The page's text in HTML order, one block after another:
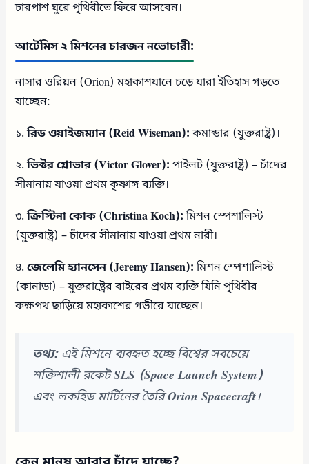
চারপাশ ঘুরে পৃথিবীতে ফিরে আসবেন।
আর্টেমিস ২ মিশনের চারজন নভোচারী:
নাসার ওরিয়ন (Orion) মহাকাশযানে চড়ে যারা ইতিহাস গড়তে
যাচ্ছেন:
১.রিড ওয়াইজম্যান (Reid Wiseman):কমান্ডার (যুক্তরাষ্ট্র)।
২.ভিক্টর গ্লোভার (Victor Glover): পাইলট (যুক্তরাষ্ট্র) – চাঁদের
সীমানায় যাওয়া প্রথম কৃষ্ণাঙ্গ ব্যক্তি।
৩.ক্রিস্টিনা কোক (Christina Koch):মিশন স্পেশালিস্ট
(যুক্তরাষ্ট্র) – চাঁদের সীমানায় যাওয়া প্রথম নারী।
৪.জেলেমি হ্যানসেন (Jeremy Hansen):মিশন স্পেশালিস্ট
(কানাডা) – যুক্তরাষ্ট্রের বাইরের প্রথম ব্যক্তি যিনি পৃথিবীর
কক্ষপথ ছাড়িয়ে মহাকাশের গভীরে যাচ্ছেন।
তথ্য:এই মিশনে ব্যবহৃত হচ্ছে বিশ্বের সবচেয়ে
শক্তিশালী রকেটSLS (Space Launch System)
এবং লকহিড মার্টিনের তৈরিOrion Spacecraft।